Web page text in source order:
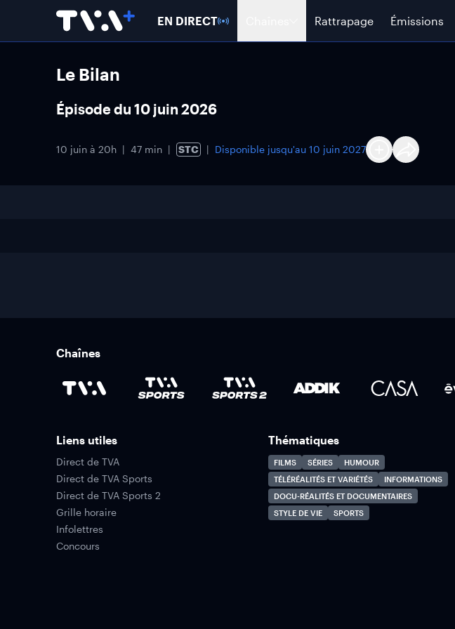
EN DIRECT Rattrapage Émissions
Le Bilan
Épisode du 10 juin 2026
10 juin à 20h 47 min STC Disponible jusqu'au 10 juin 2027
Chaînes
Liens utiles
Direct de TVA
Direct de TVA Sports
Direct de TVA Sports 2
Grille horaire
Infolettres
Concours
Thématiques
FILMS SÉRIES
HUMOUR
TÉLÉRÉALITÉS ET VARIÉTÉS
INFORMATIONS
DOCU-RÉALITÉS ET DOCUMENTAIRES
STYLE DE VIE
SPORTS